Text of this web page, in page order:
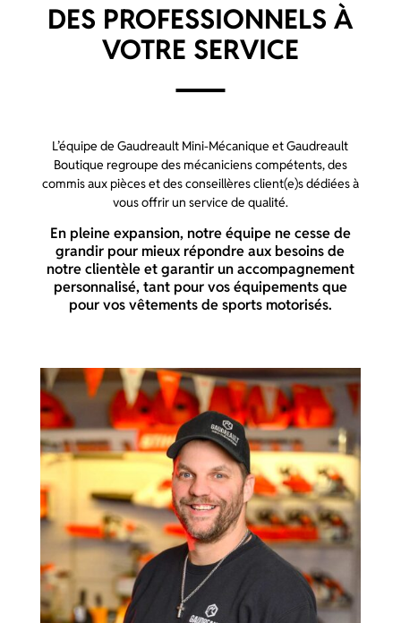
DES PROFESSIONNELS À
VOTRE SERVICE
L’équipe de Gaudreault Mini-Mécanique et Gaudreault
Boutique regroupe des mécaniciens compétents, des
commis aux pièces et des conseillères client(e)s dédiées à
vous offrir un service de qualité.
En pleine expansion, notre équipe ne cesse de
grandir pour mieux répondre aux besoins de
notre clientèle et garantir un accompagnement
personnalisé, tant pour vos équipements que
pour vos vêtements de sports motorisés.